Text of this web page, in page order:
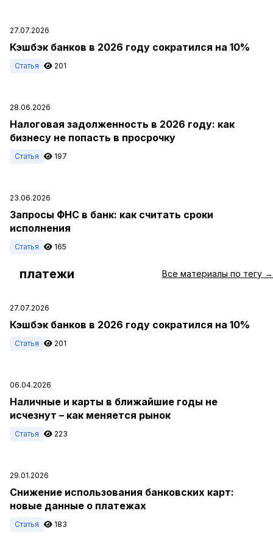
27.07.2026
Кэшбэк банков в 2026 году сократился на 10%
Статья 201
28.06.2026
Налоговая задолженность в 2026 году: как
бизнесу не попасть в просрочку
Статья 197
23.06.2026
Запросы ФНС в банк: как считать сроки
исполнения
Статья 165
платежи Все материалы по тегу →
27.07.2026
Кэшбэк банков в 2026 году сократился на 10%
Статья 201
06.04.2026
Наличные и карты в ближайшие годы не
исчезнут – как меняется рынок
Статья 223
29.01.2026
Снижение использования банковских карт:
новые данные о платежах
Статья 183